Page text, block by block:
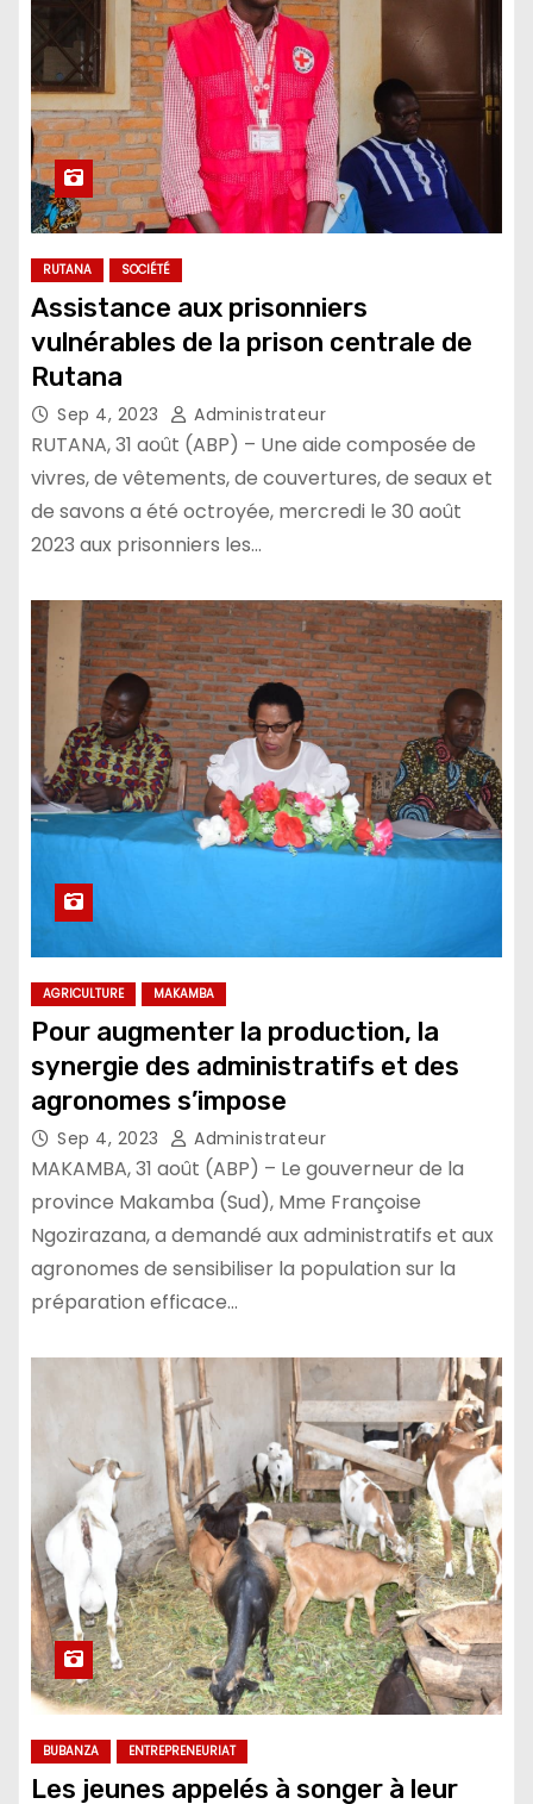
RUTANA SOCIÉTÉ
Assistance aux prisonniers
vulnérables de la prison centrale de
Rutana
Sep 4, 2023 Administrateur
RUTANA, 31 août (ABP) – Une aide composée de
vivres, de vêtements, de couvertures, de seaux et
de savons a été octroyée, mercredi le 30 août
2023 aux prisonniers les…
AGRICULTURE MAKAMBA
Pour augmenter la production, la
synergie des administratifs et des
agronomes s’impose
Sep 4, 2023 Administrateur
MAKAMBA, 31 août (ABP) – Le gouverneur de la
province Makamba (Sud), Mme Françoise
Ngozirazana, a demandé aux administratifs et aux
agronomes de sensibiliser la population sur la
préparation efficace…
BUBANZA ENTREPRENEURIAT
Les jeunes appelés à songer à leur